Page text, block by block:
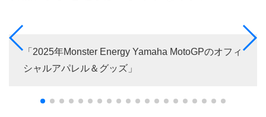
「2025年Monster Energy Yamaha MotoGPのオフィ
シャルアパレル＆グッズ」